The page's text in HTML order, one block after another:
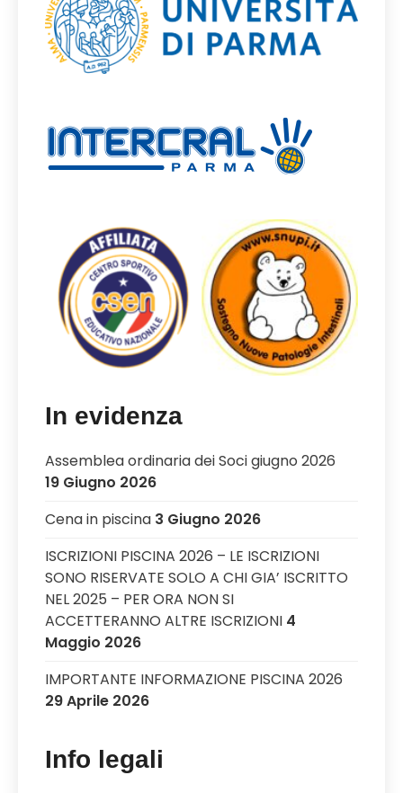
In evidenza
Assemblea ordinaria dei Soci giugno 2026
19 Giugno 2026
Cena in piscina 3 Giugno 2026
ISCRIZIONI PISCINA 2026 – LE ISCRIZIONI
SONO RISERVATE SOLO A CHI GIA’ ISCRITTO
NEL 2025 – PER ORA NON SI
ACCETTERANNO ALTRE ISCRIZIONI 4
Maggio 2026
IMPORTANTE INFORMAZIONE PISCINA 2026
29 Aprile 2026
Info legali